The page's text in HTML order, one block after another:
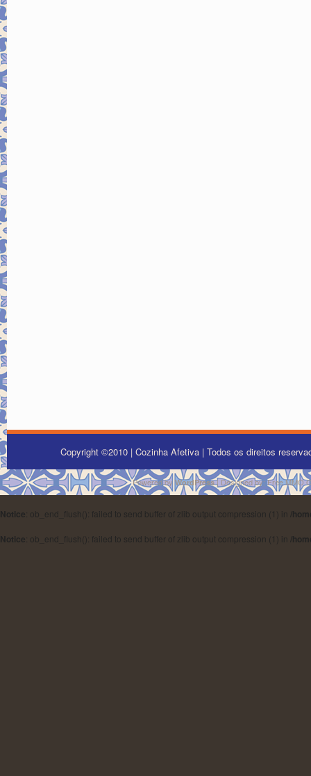
Copyright ©2010 | Cozinha Afetiva | Todos os direitos
Powered by WordPress| Designed by: Free MMO
Notice: ob_end_flush(): failed to send buffer of zlib output compression (1) in /
Notice: ob_end_flush(): failed to send buffer of zlib output compression (1) in /